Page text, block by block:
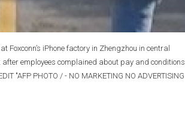
iPhone factory in Zhengzhou in central
employees complained about pay and conditions
"AFP PHOTO / - NO MARKETING NO ADVERTISING